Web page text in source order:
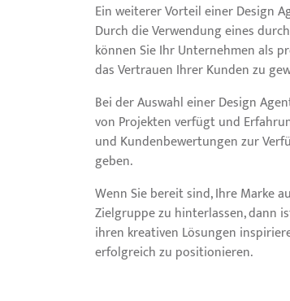
Ein weiterer Vorteil einer Design
Durch die Verwendung eines
können Sie Ihr Unternehmen als
das Vertrauen Ihrer Kunden zu
Bei der Auswahl einer Design
von Projekten verfügt und
und Kundenbewertungen zur
geben.
Wenn Sie bereit sind, Ihre Marke
Zielgruppe zu hinterlassen, dann
ihren kreativen Lösungen
erfolgreich zu positionieren.